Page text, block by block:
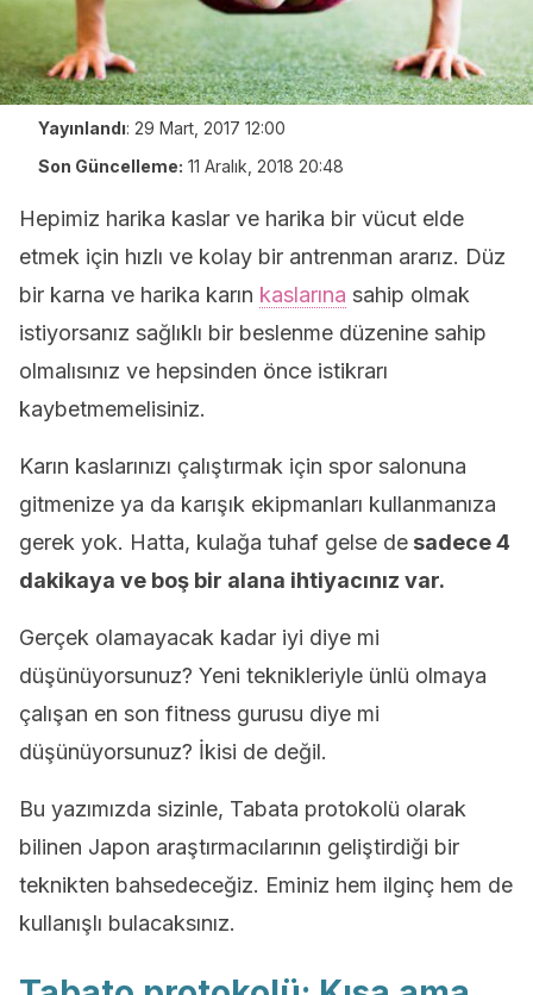
Yayınlandı: 29 Mart, 2017 12:00
Son Güncelleme: 11 Aralık, 2018 20:48
Hepimiz harika kaslar ve harika bir vücut elde
etmek için hızlı ve kolay bir antrenman ararız. Düz
bir karna ve harika karın kaslarına sahip olmak
istiyorsanız sağlıklı bir beslenme düzenine sahip
olmalısınız ve hepsinden önce istikrarı
kaybetmemelisiniz.
Karın kaslarınızı çalıştırmak için spor salonuna
gitmenize ya da karışık ekipmanları kullanmanıza
gerek yok. Hatta, kulağa tuhaf gelse de sadece 4
dakikaya ve boş bir alana ihtiyacınız var.
Gerçek olamayacak kadar iyi diye mi
düşünüyorsunuz? Yeni teknikleriyle ünlü olmaya
çalışan en son fitness gurusu diye mi
düşünüyorsunuz? İkisi de değil.
Bu yazımızda sizinle, Tabata protokolü olarak
bilinen Japon araştırmacılarının geliştirdiği bir
teknikten bahsedeceğiz. Eminiz hem ilginç hem de
kullanışlı bulacaksınız.